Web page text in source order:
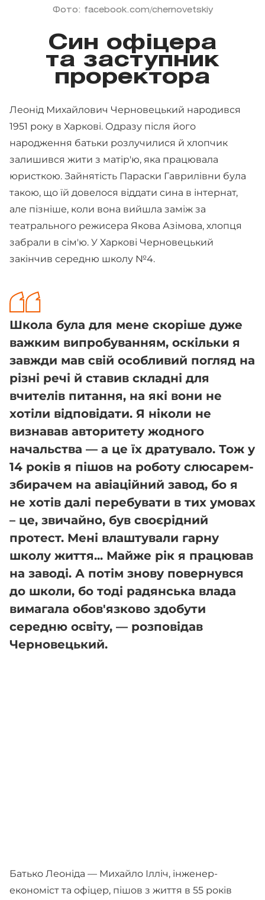
Фото: facebook.com/chernovetskiy
Син офіцера
та заступник
проректора
Леонід Михайлович Черновецький народився
1951 року в Харкові. Одразу після його
народження батьки розлучилися й хлопчик
залишився жити з матір'ю, яка працювала
юристкою. Зайнятість Параски Гаврилівни була
такою, що їй довелося віддати сина в інтернат,
але пізніше, коли вона вийшла заміж за
театрального режисера Якова Азімова, хлопця
забрали в сім'ю. У Харкові Черновецький
закінчив середню школу №4.
Школа була для мене скоріше дуже
важким випробуванням, оскільки я
завжди мав свій особливий погляд на
різні речі й ставив складні для
вчителів питання, на які вони не
хотіли відповідати. Я ніколи не
визнавав авторитету жодного
начальства — а це їх дратувало. Тож у
14 років я пішов на роботу слюсарем-
збирачем на авіаційний завод, бо я
не хотів далі перебувати в тих умовах
– це, звичайно, був своєрідний
протест. Мені влаштували гарну
школу життя... Майже рік я працював
на заводі. А потім знову повернувся
до школи, бо тоді радянська влада
вимагала обов'язково здобути
середню освіту, — розповідав
Черновецький.
Батько Леоніда — Михайло Ілліч, інженер-
економіст та офіцер, пішов з життя в 55 років